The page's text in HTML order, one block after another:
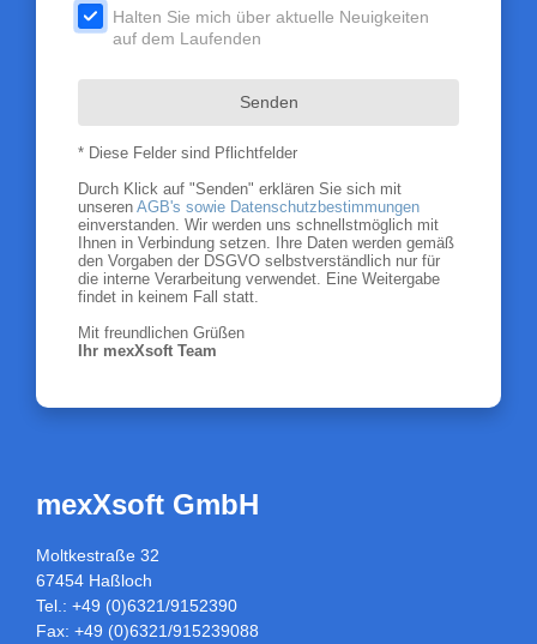
.
Halten Sie mich über aktuelle Neuigkeiten
auf dem Laufenden
Senden
* Diese Felder sind Pflichtfelder
Durch Klick auf "Senden" erklären Sie sich mit
unseren AGB's sowie Datenschutzbestimmungen
einverstanden. Wir werden uns schnellstmöglich mit
Ihnen in Verbindung setzen. Ihre Daten werden gemäß
den Vorgaben der DSGVO selbstverständlich nur für
die interne Verarbeitung verwendet. Eine Weitergabe
findet in keinem Fall statt.
Mit freundlichen Grüßen
Ihr mexXsoft Team
mexXsoft GmbH
Moltkestraße 32
67454 Haßloch
Tel.: +49 (0)6321/9152390
Fax: +49 (0)6321/915239088